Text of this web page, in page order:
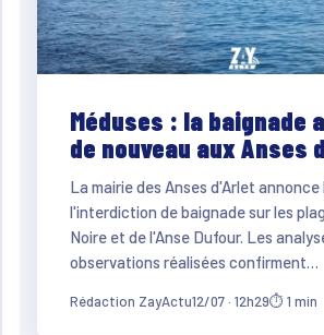
Méduses : la baignade
de nouveau aux Anses
La mairie des Anses d'Arlet annonce
l'interdiction de baignade sur les
Noire et de l'Anse Dufour. Les
observations réalisées confirment…
Rédaction ZayActu12/07 · 12h29⏱ 1 min